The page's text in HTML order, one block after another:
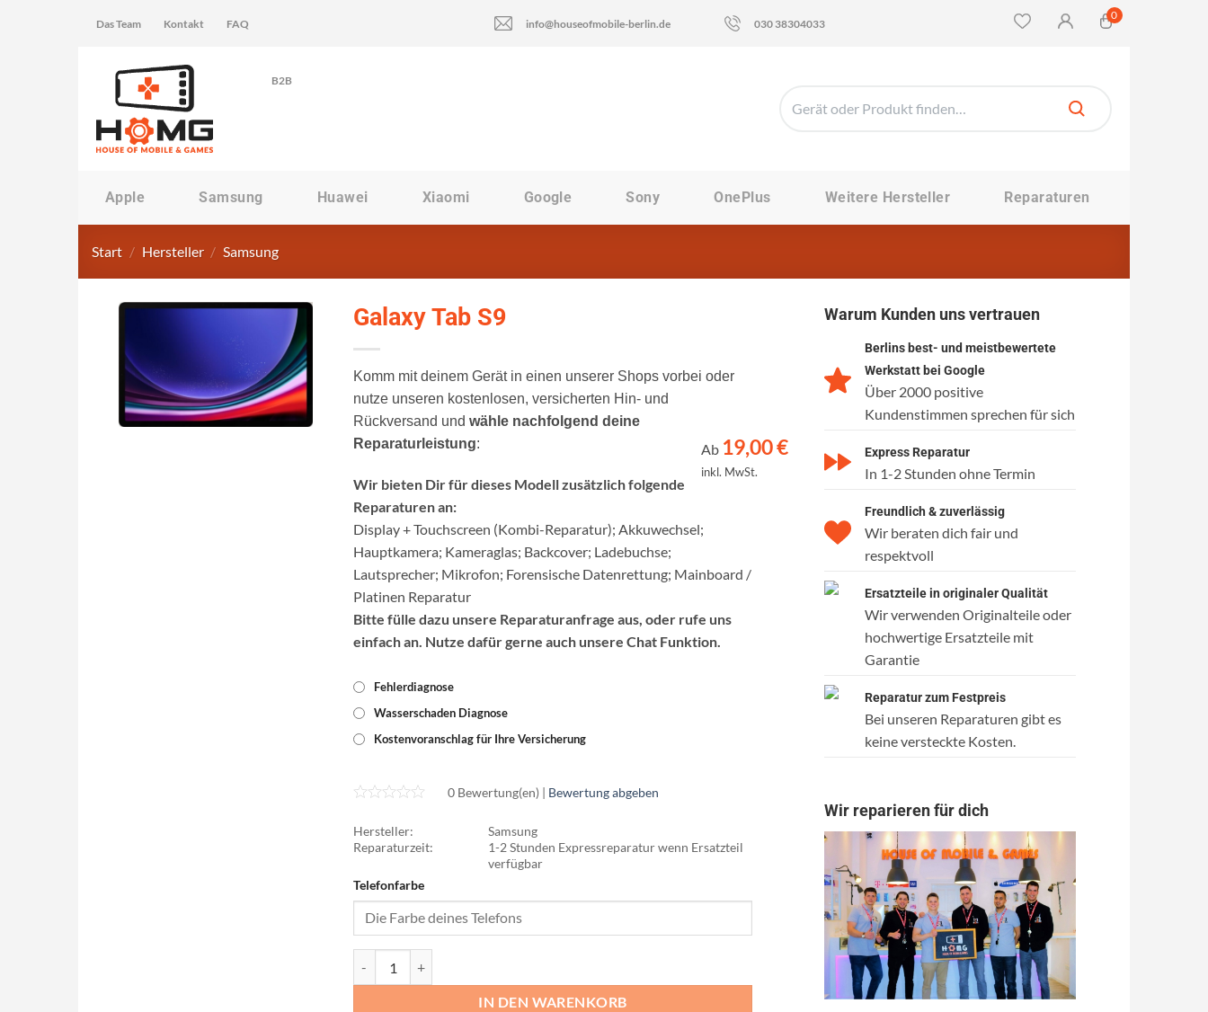
Inhalt
Das Team Kontakt FAQ
B2B
info@houseofmobile-berlin.de 030 38304033
0
Apple Samsung Huawei Xiaomi Google Sony OnePlus Weitere Hersteller Reparaturen
Start / Hersteller / Samsung
Galaxy Tab S9
Komm mit deinem Gerät in einen unserer Shops vorbei oder
nutze unseren kostenlosen, versicherten Hin- und
Rückversand und wähle nachfolgend deine
Reparaturleistung:
Wir bieten Dir für dieses Modell zusätzlich folgende
Reparaturen an:
Display + Touchscreen (Kombi-Reparatur); Akkuwechsel;
Hauptkamera; Kameraglas; Backcover; Ladebuchse;
Lautsprecher; Mikrofon; Forensische Datenrettung; Mainboard /
Platinen Reparatur
Bitte fülle dazu unsere Reparaturanfrage aus, oder rufe uns
einfach an. Nutze dafür gerne auch unsere Chat Funktion.
Fehlerdiagnose
Wasserschaden Diagnose
Kostenvoranschlag für Ihre Versicherung
0 Bewertung(en) | Bewertung abgeben
Hersteller:
Samsung
Reparaturzeit:
1-2 Stunden Expressreparatur wenn Ersatzteil
verfügbar
Telefonfarbe
IN DEN WARENKORB
Ab 19,00€
inkl. MwSt.
Warum Kunden uns vertrauen
Berlins best- und meistbewertete
Werkstatt bei Google
Über 2000 positive
Kundenstimmen sprechen für sich
Express Reparatur
In 1-2 Stunden ohne Termin
Freundlich & zuverlässig
Wir beraten dich fair und
respektvoll
Ersatzteile in originaler Qualität
Wir verwenden Originalteile oder
hochwertige Ersatzteile mit
Garantie
Reparatur zum Festpreis
Bei unseren Reparaturen gibt es
keine versteckte Kosten.
Wir reparieren für dich